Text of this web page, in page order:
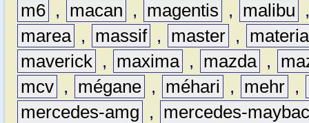
m6 , macan , magentis , malibu
marea , massif , master ,
materia
maverick , maxima , mazda ,
mcv , mégane , méhari , mehr ,
mercedes-amg
,
mercedes-